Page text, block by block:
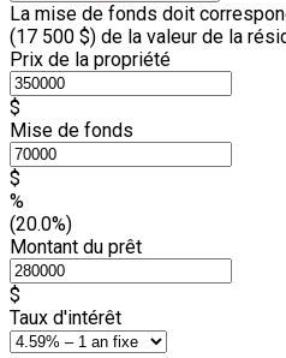
La mise de fonds doit
(17 500 $) de la valeur de la
Prix de la propriété
$
Mise de fonds
$
%
(20.0%)
Montant du prêt
$
Taux d'intérêt